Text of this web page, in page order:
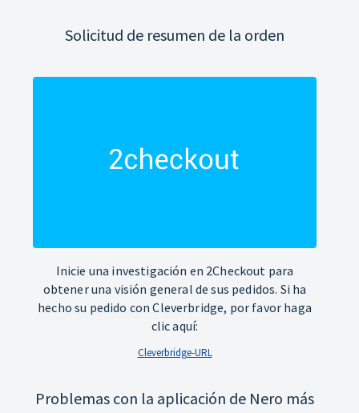
Solicitud de resumen de la orden
Inicie una investigación en 2Checkout para
obtener una visión general de sus pedidos. Si ha
hecho su pedido con Cleverbridge, por favor haga
clic aquí:
Cleverbridge-URL
Problemas con la aplicación de Nero más